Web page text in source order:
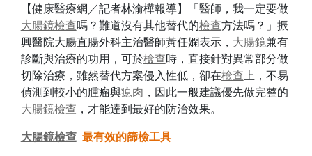
【健康醫療網／記者林渝樺報導】「醫師，我一定要做
大腸鏡檢查嗎？難道沒有其他替代的檢查方法嗎？」振
興醫院大腸直腸外科主治醫師黃任嫻表示， 大腸鏡兼有
診斷與治療的功用，可於檢查時，直接針對異常部分做
切除治療，雖然替代方案侵入性低，卻在檢查上，不易
偵測到較小的腫瘤與瘜肉 ，因此一般建議優先做完整的
大腸鏡檢查 ，才能達到最好的防治效果。
大腸鏡檢查 最有效的篩檢工具